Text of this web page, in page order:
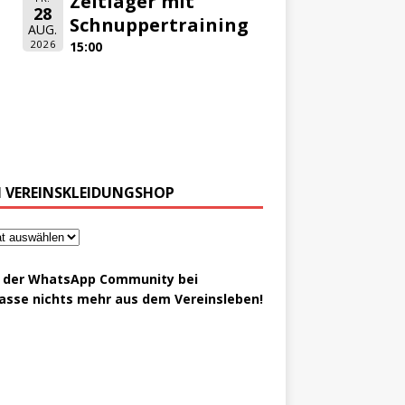
28
AUG.
2026
Schnuppertraining
15:00
WhatsApp Community bei
nichts mehr aus dem Vereinsleben!